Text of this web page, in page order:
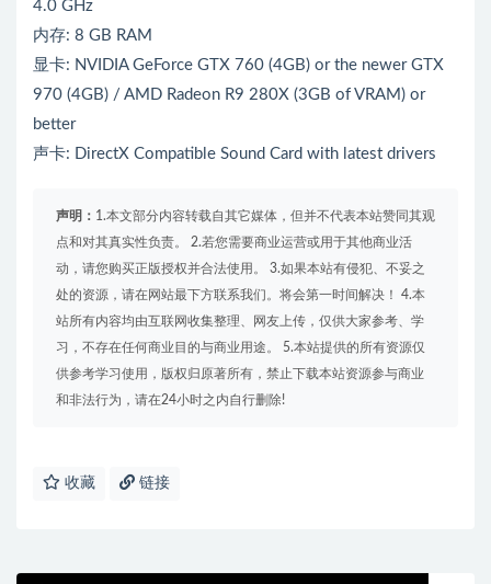
4.0 GHz
内存: 8 GB RAM
显卡: NVIDIA GeForce GTX 760 (4GB) or the newer GTX
970 (4GB) / AMD Radeon R9 280X (3GB of VRAM) or
better
声卡: DirectX Compatible Sound Card with latest drivers
声明： 1.本文部分内容转载自其它媒体，但并不代表本站赞同其观
点和对其真实性负责。 2.若您需要商业运营或用于其他商业活
动，请您购买正版授权并合法使用。 3.如果本站有侵犯、不妥之
处的资源，请在网站最下方联系我们。将会第一时间解决！ 4.本
站所有内容均由互联网收集整理、网友上传，仅供大家参考、学
习，不存在任何商业目的与商业用途。 5.本站提供的所有资源仅
供参考学习使用，版权归原著所有，禁止下载本站资源参与商业
和非法行为，请在24小时之内自行删除!
收藏 链接